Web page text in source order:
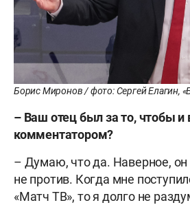
Борис Миронов / фото: Сергей Елагин,
– Ваш отец был за то, чтобы и
комментатором?
– Думаю, что да. Наверное,
не против. Когда мне
«Матч ТВ», то я долго не